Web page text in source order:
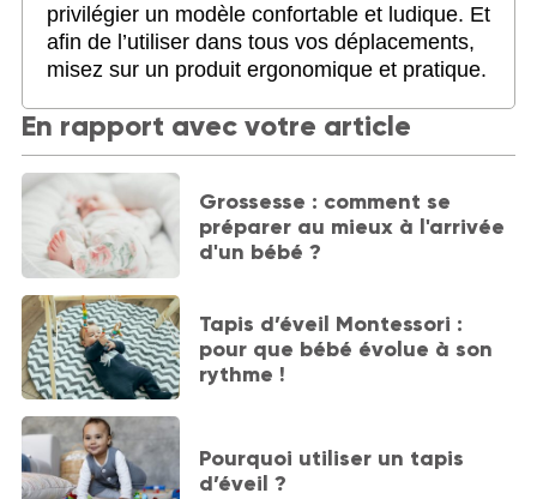
privilégier un modèle confortable et ludique. Et
afin de l’utiliser dans tous vos déplacements,
misez sur un produit ergonomique et pratique.
En rapport avec votre article
Grossesse : comment se
préparer au mieux à l'arrivée
d'un bébé ?
Tapis d’éveil Montessori :
pour que bébé évolue à son
rythme !
Pourquoi utiliser un tapis
d’éveil ?